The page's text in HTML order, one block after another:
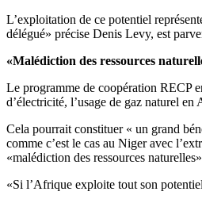
L’exploitation de ce potentiel
délégué» précise Denis Levy, est
«Malédiction des ressources
Le programme de coopération RECP
d’électricité, l’usage de gaz naturel
Cela pourrait constituer « un grand
comme c’est le cas au Niger avec
«malédiction des ressources
«Si l’Afrique exploite tout son